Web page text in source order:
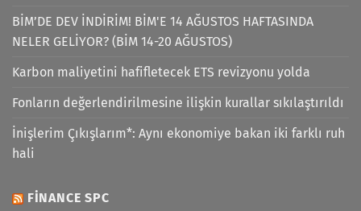
BİM’DE DEV İNDİRİM! BİM'E 14 AĞUSTOS HAFTASINDA
NELER GELİYOR? (BİM 14-20 AĞUSTOS)
Karbon maliyetini hafifletecek ETS revizyonu yolda
Fonların değerlendirilmesine ilişkin kurallar sıkılaştırıldı
İnişlerim Çıkışlarım*: Aynı ekonomiye bakan iki farklı ruh
hali
FINANCE SPC